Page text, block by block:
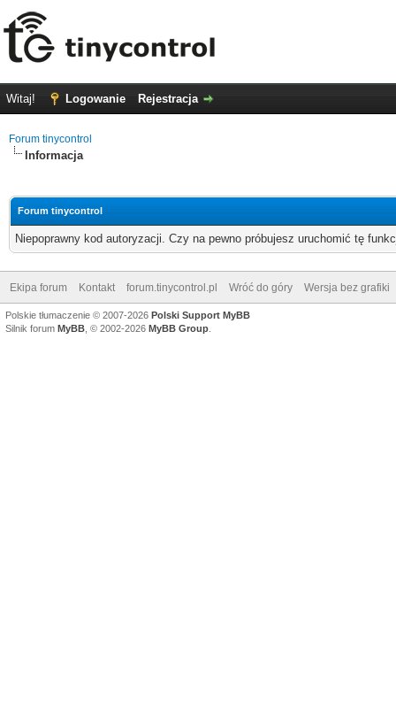
Witaj! Logowanie Rejestracja
Forum tinycontrol
Informacja
Forum tinycontrol
Niepoprawny kod autoryzacji. Czy na pewno próbujesz uruchomić tę
Ekipa forum Kontakt forum.tinycontrol.pl Wróć do góry Wersja bez grafiki
Polskie tłumaczenie © 2007-2026 Polski Support MyBB
Silnik forum MyBB , © 2002-2026 MyBB Group